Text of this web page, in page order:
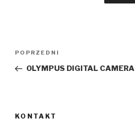
Poprzedni
wpis
POPRZEDNI
OLYMPUS DIGITAL CAMERA
KONTAKT